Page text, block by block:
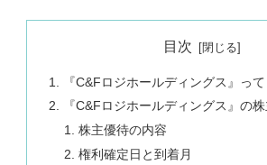
目次
『C&Fロジホールディングス』っ
『C&Fロジホールディングス』の
株主優待の内容
権利確定日と到着月